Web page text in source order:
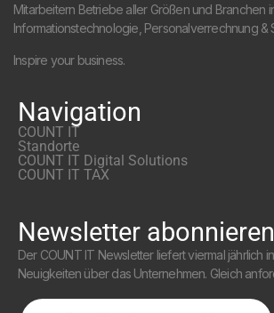
Mitarbeitern Betriebe aller Größen und Branchen
Informationstechnologie, Personalverrechnung &
Inspire your business.
Navigation
COUNT IT
Standorte
COUNT IT Digital Solutions
COUNT IT TAX
Newsletter abonnieren
Der COUNT IT Newsletter liefert viermal jährlich
Neuigkeiten über das Unternehmen. Gleich